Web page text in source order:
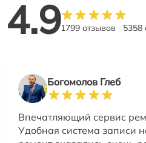
4.91799 отзывов 5358
Богомолов Глеб
Впечатляющий сервис
Удобная система записи